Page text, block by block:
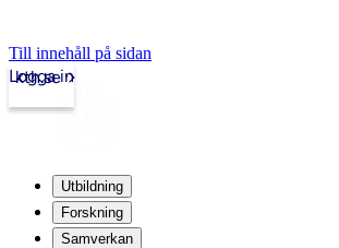
Till innehåll på sidan
kth.se
Logga in
Utbildning
Forskning
Samverkan